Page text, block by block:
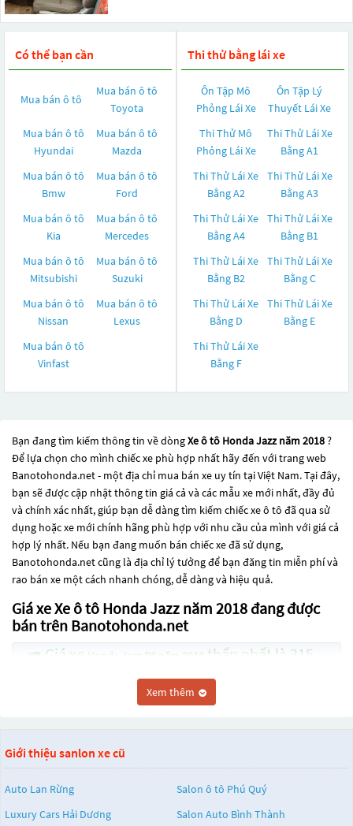
Có thể bạn cần
Mua bán ô tô
Mua bán ô tô
Toyota
Mua bán ô tô
Hyundai
Mua bán ô tô
Mazda
Mua bán ô tô
Bmw
Mua bán ô tô
Ford
Mua bán ô tô
Kia
Mua bán ô tô
Mercedes
Mua bán ô tô
Mitsubishi
Mua bán ô tô
Suzuki
Mua bán ô tô
Nissan
Mua bán ô tô
Lexus
Mua bán ô tô
Vinfast
Thi thử bằng lái xe
Ôn Tập Mô
Phỏng Lái Xe
Ôn Tập Lý
Thuyết Lái Xe
Thi Thử Mô
Phỏng Lái Xe
Thi Thử Lái Xe
Bằng A1
Thi Thử Lái Xe
Bằng A2
Thi Thử Lái Xe
Bằng A3
Thi Thử Lái Xe
Bằng A4
Thi Thử Lái Xe
Bằng B1
Thi Thử Lái Xe
Bằng B2
Thi Thử Lái Xe
Bằng C
Thi Thử Lái Xe
Bằng D
Thi Thử Lái Xe
Bằng E
Thi Thử Lái Xe
Bằng F
Bạn đang tìm kiếm thông tin về dòngXe ô tô Honda Jazz năm 2018?
Để lựa chọn cho mình chiếc xe phù hợp nhất hãy đến với trang web
Banotohonda.net - một địa chỉ mua bán xe uy tín tại Việt Nam. Tại đây,
bạn sẽ được cập nhật thông tin giá cả và các mẫu xe mới nhất, đầy đủ
và chính xác nhất, giúp bạn dễ dàng tìm kiếm chiếc xe ô tô đã qua sử
dụng hoặc xe mới chính hãng phù hợp với nhu cầu của mình với giá cả
hợp lý nhất. Nếu bạn đang muốn bán chiếc xe đã sử dụng,
Banotohonda.net cũng là địa chỉ lý tưởng để bạn đăng tin miễn phí và
rao bán xe một cách nhanh chóng, dễ dàng và hiệu quả.
Giá xe Xe ô tô Honda Jazz năm 2018 đang được
bán trên Banotohonda.net
Giá xe Honda Jazz RS năm 2018 thấp nhất là 315
Xe ô tô Honda Jazz năm 2018
đang trở thành một lựa chọn
thành sự lựa chọn phổ biến. Các dòng
này có thể là những dòng xe đời cũ đã được nâng cấp, hoặc là các
dòng xe mới với thiết kế hiện đại và công nghệ tiên tiến. Các dòng
lưỡng để đảm bảo chất lượng và hiệu suất tốt nhất. Nếu bạn đang tìm
Xem thêm
Giới thiệu sanlon xe cũ
Auto Lan Rừng
Salon ô tô Phú Quý
Luxury Cars Hải Dương
Salon Auto Bình Thành